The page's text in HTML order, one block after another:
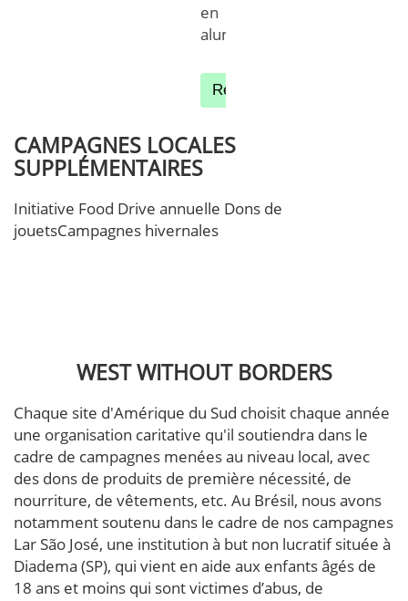
en
aluminium.
Rechercher des postes au
CAMPAGNES LOCALES
SUPPLÉMENTAIRES
Initiative Food Drive annuelle Dons de
jouetsCampagnes hivernales
WEST WITHOUT BORDERS
Chaque site d'Amérique du Sud choisit chaque année
une organisation caritative qu'il soutiendra dans le
cadre de campagnes menées au niveau local, avec
des dons de produits de première nécessité, de
nourriture, de vêtements, etc. Au Brésil, nous avons
notamment soutenu dans le cadre de nos campagnes
Lar São José, une institution à but non lucratif située à
Diadema (SP), qui vient en aide aux enfants âgés de
18 ans et moins qui sont victimes d’abus, de